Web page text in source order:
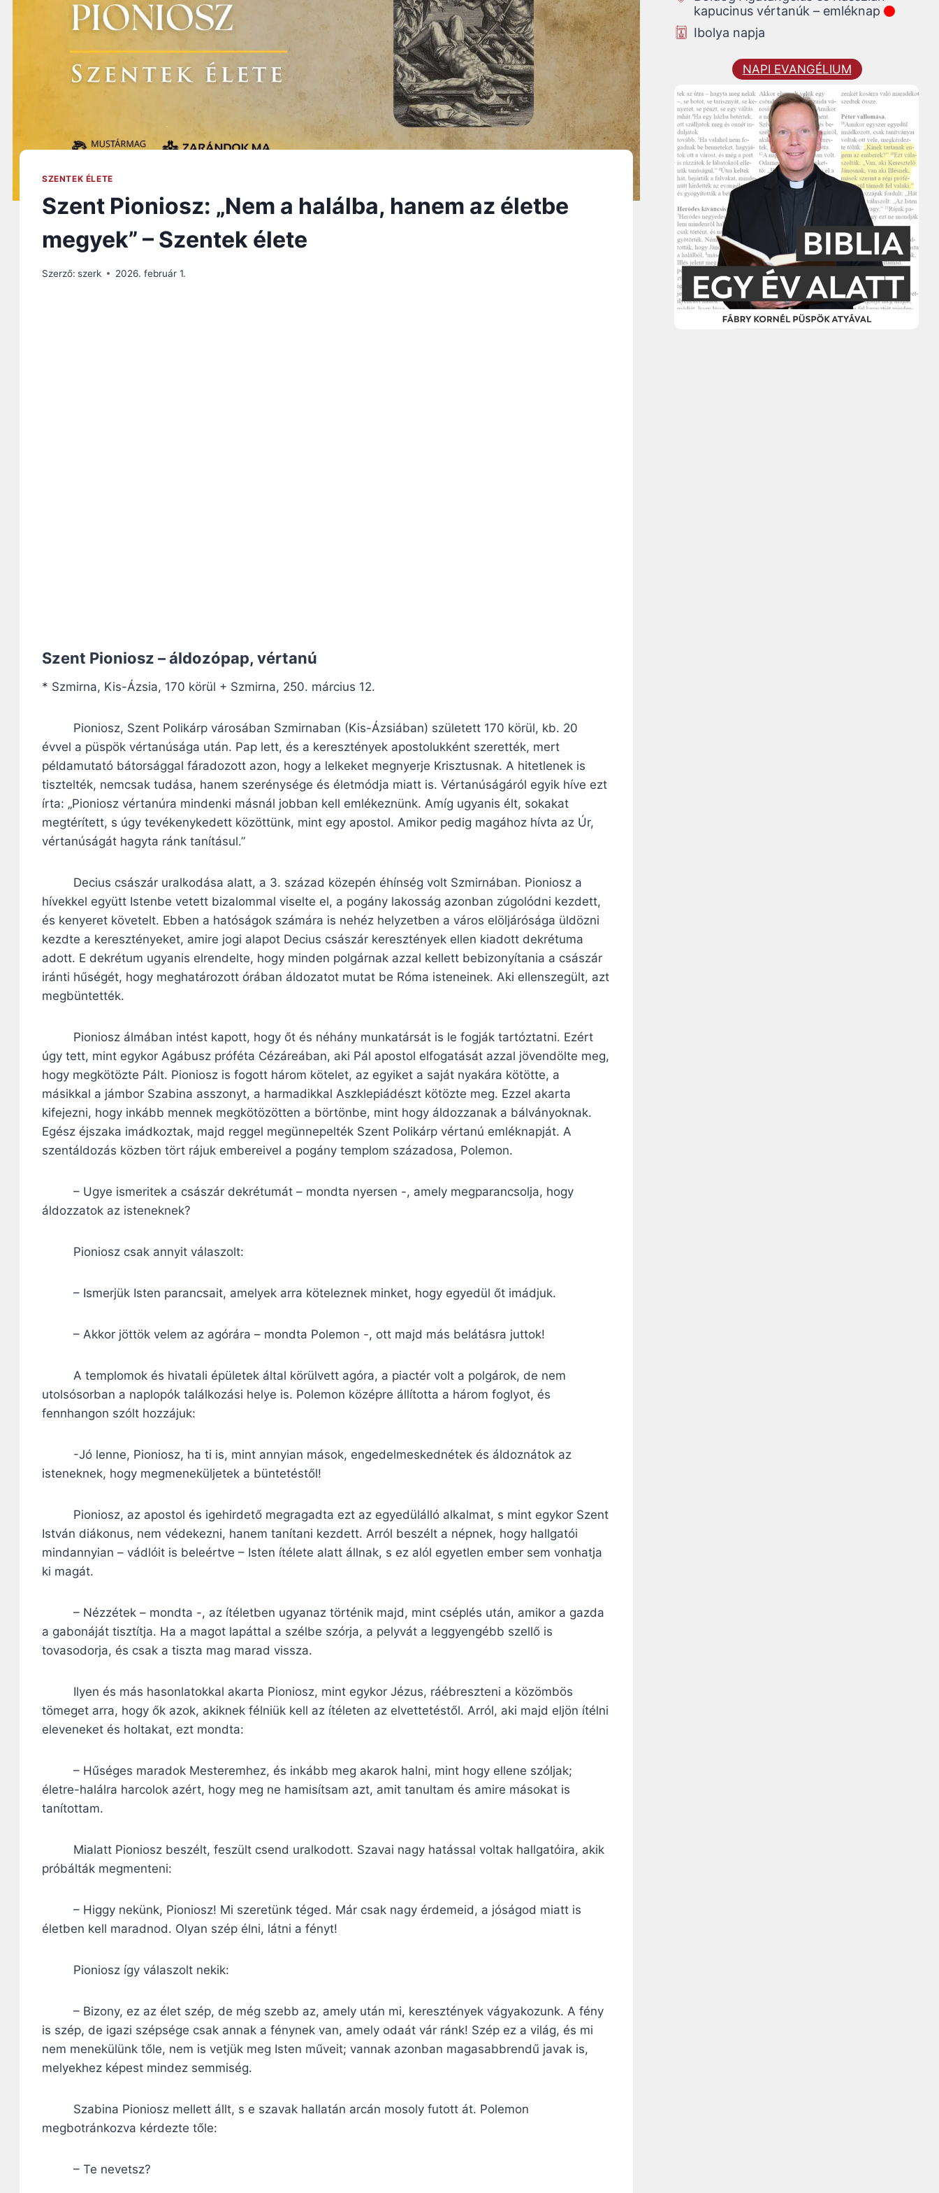
SZENTEK ÉLETE
Szent Pioniosz: „Nem a halálba, hanem az életbe
megyek” – Szentek élete
Szerző: szerk 2026. február 1.
Szent Pioniosz – áldozópap, vértanú
* Szmirna, Kis-Ázsia, 170 körül + Szmirna, 250. március 12.
Pioniosz, Szent Polikárp városában Szmirnaban (Kis-Ázsiában) született 170 körül, kb. 20
évvel a püspök vértanúsága után. Pap lett, és a keresztények apostolukként szerették, mert
példamutató bátorsággal fáradozott azon, hogy a lelkeket megnyerje Krisztusnak. A hitetlenek is
tisztelték, nemcsak tudása, hanem szerénysége és életmódja miatt is. Vértanúságáról egyik híve ezt
írta: „Pioniosz vértanúra mindenki másnál jobban kell emlékeznünk. Amíg ugyanis élt, sokakat
megtérített, s úgy tevékenykedett közöttünk, mint egy apostol. Amikor pedig magához hívta az Úr,
vértanúságát hagyta ránk tanításul.”
Decius császár uralkodása alatt, a 3. század közepén éhínség volt Szmirnában. Pioniosz a
hívekkel együtt Istenbe vetett bizalommal viselte el, a pogány lakosság azonban zúgolódni kezdett,
és kenyeret követelt. Ebben a hatóságok számára is nehéz helyzetben a város elöljárósága üldözni
kezdte a keresztényeket, amire jogi alapot Decius császár keresztények ellen kiadott dekrétuma
adott. E dekrétum ugyanis elrendelte, hogy minden polgárnak azzal kellett bebizonyítania a császár
iránti hűségét, hogy meghatározott órában áldozatot mutat be Róma isteneinek. Aki ellenszegült, azt
megbüntették.
Pioniosz álmában intést kapott, hogy őt és néhány munkatársát is le fogják tartóztatni. Ezért
úgy tett, mint egykor Agábusz próféta Cézáreában, aki Pál apostol elfogatását azzal jövendölte meg,
hogy megkötözte Pált. Pioniosz is fogott három kötelet, az egyiket a saját nyakára kötötte, a
másikkal a jámbor Szabina asszonyt, a harmadikkal Aszklepiádészt kötözte meg. Ezzel akarta
kifejezni, hogy inkább mennek megkötözötten a börtönbe, mint hogy áldozzanak a bálványoknak.
Egész éjszaka imádkoztak, majd reggel megünnepelték Szent Polikárp vértanú emléknapját. A
szentáldozás közben tört rájuk embereivel a pogány templom századosa, Polemon.
– Ugye ismeritek a császár dekrétumát – mondta nyersen -, amely megparancsolja, hogy
áldozzatok az isteneknek?
Pioniosz csak annyit válaszolt:
– Ismerjük Isten parancsait, amelyek arra köteleznek minket, hogy egyedül őt imádjuk.
– Akkor jöttök velem az agórára – mondta Polemon -, ott majd más belátásra juttok!
A templomok és hivatali épületek által körülvett agóra, a piactér volt a polgárok, de nem
utolsósorban a naplopók találkozási helye is. Polemon középre állította a három foglyot, és
fennhangon szólt hozzájuk:
-Jó lenne, Pioniosz, ha ti is, mint annyian mások, engedelmeskednétek és áldoznátok az
isteneknek, hogy megmeneküljetek a büntetéstől!
Pioniosz, az apostol és igehirdető megragadta ezt az egyedülálló alkalmat, s mint egykor Szent
István diákonus, nem védekezni, hanem tanítani kezdett. Arról beszélt a népnek, hogy hallgatói
mindannyian – vádlóit is beleértve – Isten ítélete alatt állnak, s ez alól egyetlen ember sem vonhatja
ki magát.
– Nézzétek – mondta -, az ítéletben ugyanaz történik majd, mint cséplés után, amikor a gazda
a gabonáját tisztítja. Ha a magot lapáttal a szélbe szórja, a pelyvát a leggyengébb szellő is
tovasodorja, és csak a tiszta mag marad vissza.
Ilyen és más hasonlatokkal akarta Pioniosz, mint egykor Jézus, ráébreszteni a közömbös
tömeget arra, hogy ők azok, akiknek félniük kell az ítéleten az elvettetéstől. Arról, aki majd eljön ítélni
eleveneket és holtakat, ezt mondta:
– Hűséges maradok Mesteremhez, és inkább meg akarok halni, mint hogy ellene szóljak;
életre-halálra harcolok azért, hogy meg ne hamisítsam azt, amit tanultam és amire másokat is
tanítottam.
Mialatt Pioniosz beszélt, feszült csend uralkodott. Szavai nagy hatással voltak hallgatóira, akik
próbálták megmenteni:
– Higgy nekünk, Pioniosz! Mi szeretünk téged. Már csak nagy érdemeid, a jóságod miatt is
életben kell maradnod. Olyan szép élni, látni a fényt!
Pioniosz így válaszolt nekik:
– Bizony, ez az élet szép, de még szebb az, amely után mi, keresztények vágyakozunk. A fény
is szép, de igazi szépsége csak annak a fénynek van, amely odaát vár ránk! Szép ez a világ, és mi
nem menekülünk tőle, nem is vetjük meg Isten műveit; vannak azonban magasabbrendű javak is,
melyekhez képest mindez semmiség.
Szabina Pioniosz mellett állt, s e szavak hallatán arcán mosoly futott át. Polemon
megbotránkozva kérdezte tőle:
– Te nevetsz?
kapucinus vértanúk – emléknap
Ibolya napja
NAPI EVANGÉLIUM